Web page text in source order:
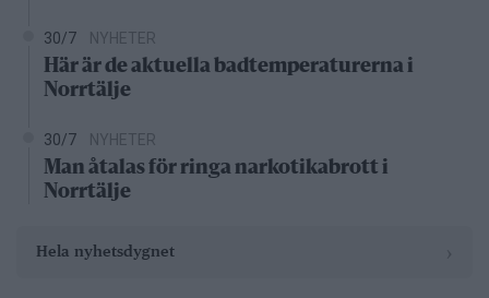
30/7 NYHETER
Här är de aktuella badtemperaturerna i
Norrtälje
30/7 NYHETER
Man åtalas för ringa narkotikabrott i
Norrtälje
Hela nyhetsdygnet